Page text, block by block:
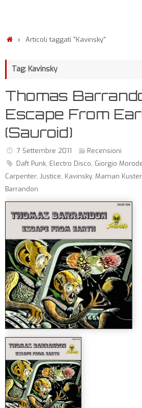
Articoli taggati "Kavinsky"
Tag: Kavinsky
Thomas
Escape From
(Sauroid)
7 Settembre 2011
Recensioni
Daft Punk, Electro Disco, Giorgio
Carpenter, Justice, Kavinsky, Maman
Barrandon